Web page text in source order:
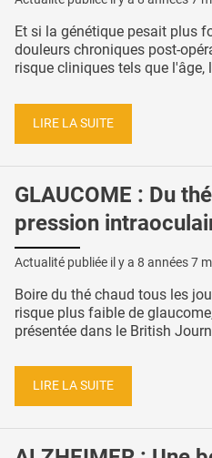
Et si la génétique pesait plus
douleurs chroniques post-
risque cliniques tels que l'âge,
LIRE LA SUITE
GLAUCOME : Du
pression
Actualité publiée il y a 8 années 7
Boire du thé chaud tous les
risque plus faible de
présentée dans le British
LIRE LA SUITE